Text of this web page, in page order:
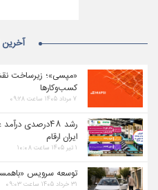
آخرین
«مپسی»؛ زیرساخت
کسب‌وکارها
۷ مرداد ۱۴۰۵ ساعت ۰۹:۲۸
رشد ۴۸درصدی
ایران ارقام
۱ تیر ۱۴۰۵ ساعت ۱۰:۰۸
توسعه سرویس
۳۱ خرداد ۱۴۰۵ ساعت ۰۹:۰۳